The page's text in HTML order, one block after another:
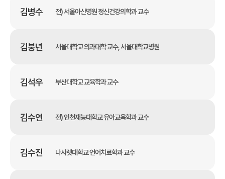
김병수 전) 서울아산병원 정신건강의학과 교수
김붕년 서울대학교 의과대학 교수, 서울대학교병원
김석우 부산대학교 교육학과 교수
김수연 전) 인천재능대학교 유아교육학과 교수
김수진 나사렛대학교 언어치료학과 교수